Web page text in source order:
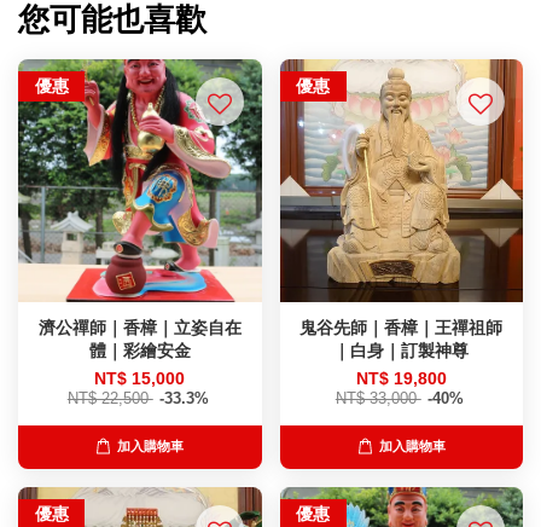
您可能也喜歡
優惠
濟公禪師｜香樟｜立姿自在
體｜彩繪安金
NT$ 15,000
NT$ 22,500 -33.3%
加入購物車
優惠
鬼谷先師｜香樟｜王禪祖師
｜白身｜訂製神尊
NT$ 19,800
NT$ 33,000 -40%
加入購物車
優惠 優惠